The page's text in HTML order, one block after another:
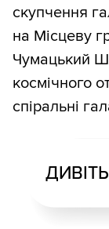
скупчення
на Місцеву
Чумацький
космічного
спіральні